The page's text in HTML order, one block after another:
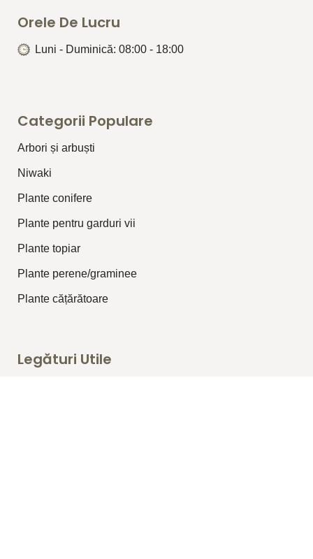
Orele De Lucru
Luni - Duminică: 08:00 - 18:00
Categorii Populare
Arbori și arbuști
⁠Niwaki
Plante conifere
Plante pentru garduri vii
Plante topiar
Plante perene/graminee
Plante cățărătoare
Legături Utile